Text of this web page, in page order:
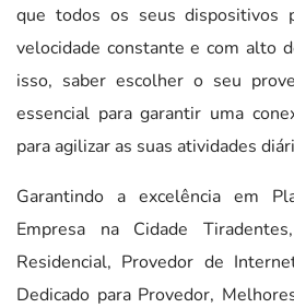
que todos os seus dispositivos
velocidade constante e com alto
isso, saber escolher o seu
essencial para garantir uma
para agilizar as suas atividades
Garantindo a excelência em
Empresa na Cidade
Residencial, Provedor de
Dedicado para Provedor,